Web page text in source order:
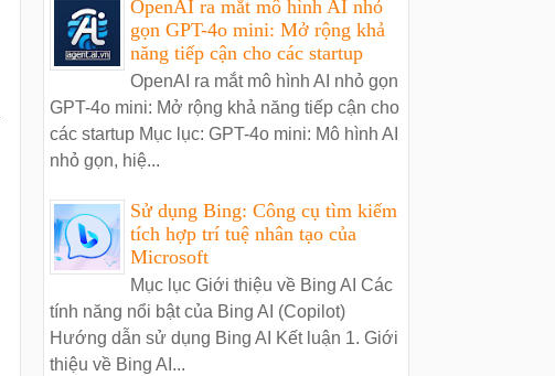
OpenAI ra mắt mô hình AI nhỏ
gọn GPT-4o mini: Mở rộng khả
năng tiếp cận cho các startup
OpenAI ra mắt mô hình AI nhỏ gọn
GPT-4o mini: Mở rộng khả năng tiếp cận cho
các startup Mục lục: GPT-4o mini: Mô hình AI
nhỏ gọn, hiệ...
Sử dụng Bing: Công cụ tìm kiếm
tích hợp trí tuệ nhân tạo của
Microsoft
Mục lục Giới thiệu về Bing AI Các
tính năng nổi bật của Bing AI (Copilot)
Hướng dẫn sử dụng Bing AI Kết luận 1. Giới
thiệu về Bing AI...